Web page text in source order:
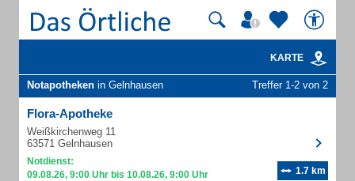
KARTE
Notapotheken in Gelnhausen Treffer 1-2 von 2
Flora-Apotheke
Weißkirchenweg 11
63571 Gelnhausen
Notdienst:
09.08.26, 9:00 Uhr bis 10.08.26, 9:00 Uhr
1.7 km